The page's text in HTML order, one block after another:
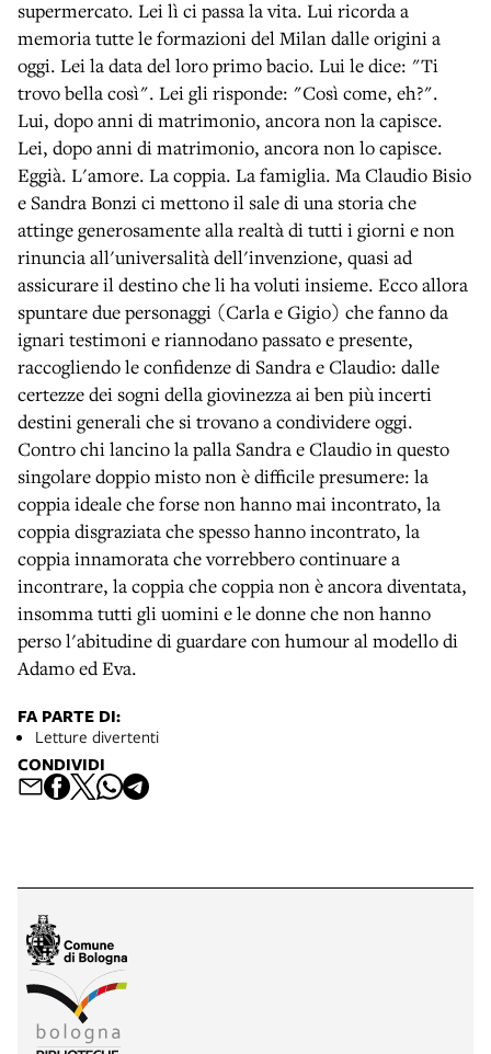
supermercato. Lei lì ci passa la vita. Lui ricorda a
memoria tutte le formazioni del Milan dalle origini a
oggi. Lei la data del loro primo bacio. Lui le dice: "Ti
trovo bella così". Lei gli risponde: "Così come, eh?".
Lui, dopo anni di matrimonio, ancora non la capisce.
Lei, dopo anni di matrimonio, ancora non lo capisce.
Eggià. L'amore. La coppia. La famiglia. Ma Claudio Bisio
e Sandra Bonzi ci mettono il sale di una storia che
attinge generosamente alla realtà di tutti i giorni e non
rinuncia all'universalità dell'invenzione, quasi ad
assicurare il destino che li ha voluti insieme. Ecco allora
spuntare due personaggi (Carla e Gigio) che fanno da
ignari testimoni e riannodano passato e presente,
raccogliendo le confidenze di Sandra e Claudio: dalle
certezze dei sogni della giovinezza ai ben più incerti
destini generali che si trovano a condividere oggi.
Contro chi lancino la palla Sandra e Claudio in questo
singolare doppio misto non è difficile presumere: la
coppia ideale che forse non hanno mai incontrato, la
coppia disgraziata che spesso hanno incontrato, la
coppia innamorata che vorrebbero continuare a
incontrare, la coppia che coppia non è ancora diventata,
insomma tutti gli uomini e le donne che non hanno
perso l'abitudine di guardare con humour al modello di
Adamo ed Eva.
FA PARTE DI:
Letture divertenti
CONDIVIDI